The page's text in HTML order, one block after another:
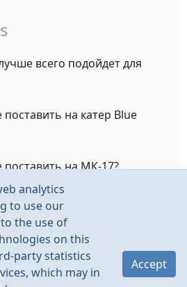
всего подойдет для
на катер Blue
на МК-17?
винт лучше взять?
FVP начинки
analytics
to use our
the use of
on this
party statistics
which may in
Accept